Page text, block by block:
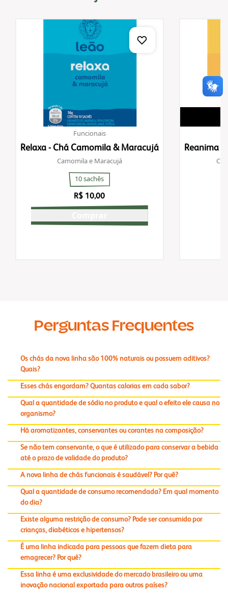
Funcionais
Relaxa - Chá Camomila & Maracujá
Camomila e Maracujá
10 sachês
R$ 10,00
Reanima -
Perguntas Frequentes
Os chás da nova linha são 100% naturais ou possuem aditivos?
Quais?
Esses chás engordam? Quantas calorias em cada sabor?
Qual a quantidade de sódio no produto e qual o efeito ele causa no
organismo?
Há aromatizantes, conservantes ou corantes na composição?
Se não tem conservante, o que é utilizado para conservar a bebida
até o prazo de validade do produto?
A nova linha de chás funcionais é saudável? Por quê?
Qual a quantidade de consumo recomendada? Em qual momento
do dia?
Existe alguma restrição de consumo? Pode ser consumido por
crianças, diabéticos e hipertensos?
É uma linha indicada para pessoas que fazem dieta para
emagrecer? Por quê?
Essa linha é uma exclusividade do mercado brasileiro ou uma
inovação nacional exportada para outros países?